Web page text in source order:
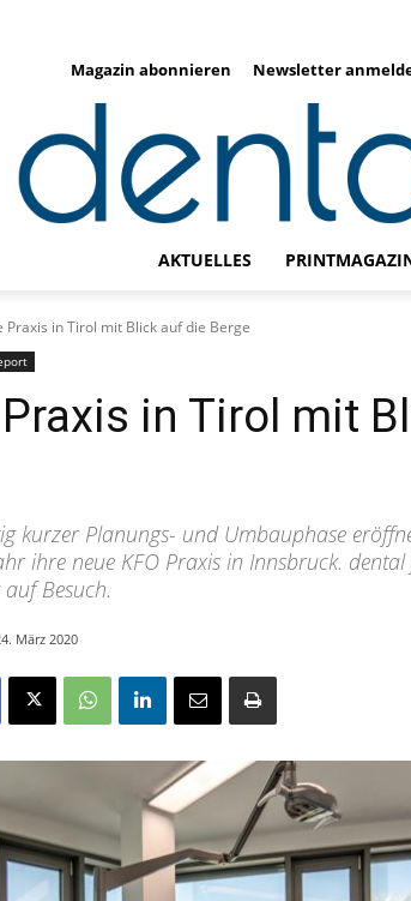
Magazin abonnieren Newsletter
AKTUELLES
Praxis in Tirol mit Blick auf die Berge
in Tirol mit
kurzer Planungs- und Umbauphase
ihre neue KFO Praxis in Innsbruck.
Besuch.
März 2020